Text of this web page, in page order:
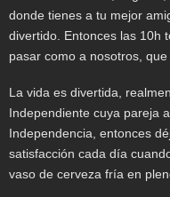
donde tienes a tu mejor
divertido. Entonces las 10h
pasar como a nosotros,
La vida es divertida,
Independiente cuya pareja
Independencia, entonces
satisfacción cada día
vaso de cerveza fría en